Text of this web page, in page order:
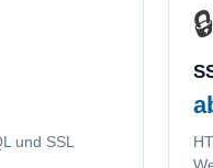
und SSL
🔒